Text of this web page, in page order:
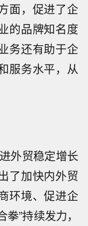
面，促进了企
的品牌知名度
务还有助于企
服务水平，从
外贸稳定增长
了加快内外贸
环境、促进企
”持续发力，